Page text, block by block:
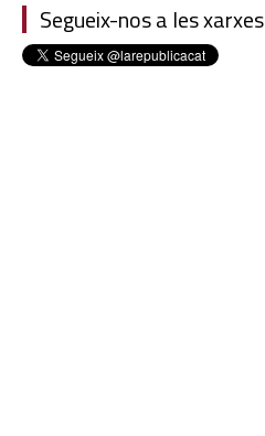
Segueix-nos a les xarxes